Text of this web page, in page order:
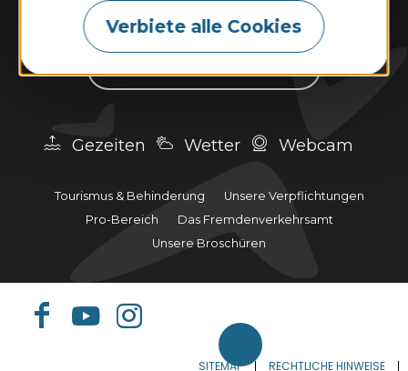
Verbiete alle Cookies
Kontaktieren Sie uns
Gezeiten Wetter Webcam
Tourismus & Behinderung
Unsere Verpflichtungen
Pro-Bereich
Das Fremdenverkehrsamt
Unsere Broschüren
SITEMAP RECHTLICHE HINWEISE